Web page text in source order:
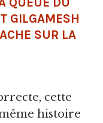
GILGAMESH
SUR LA
cette
histoire